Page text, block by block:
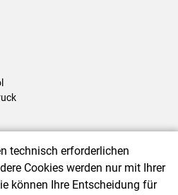
|Barrierefreiheit|
technisch erforderlichen
Cookies werden nur mit Ihrer
können Ihre Entscheidung für